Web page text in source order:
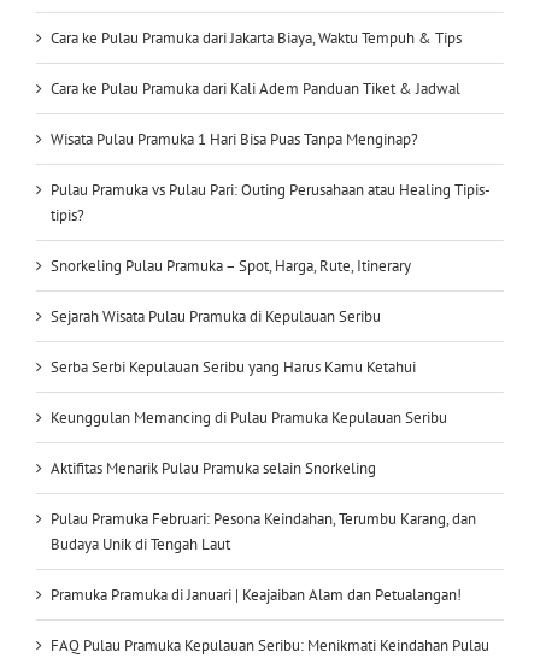
Cara ke Pulau Pramuka dari Jakarta Biaya, Waktu Tempuh & Tips
Cara ke Pulau Pramuka dari Kali Adem Panduan Tiket & Jadwal
Wisata Pulau Pramuka 1 Hari Bisa Puas Tanpa Menginap?
Pulau Pramuka vs Pulau Pari: Outing Perusahaan atau Healing Tipis-
tipis?
Snorkeling Pulau Pramuka – Spot, Harga, Rute, Itinerary
Sejarah Wisata Pulau Pramuka di Kepulauan Seribu
Serba Serbi Kepulauan Seribu yang Harus Kamu Ketahui
Keunggulan Memancing di Pulau Pramuka Kepulauan Seribu
Aktifitas Menarik Pulau Pramuka selain Snorkeling
Pulau Pramuka Februari: Pesona Keindahan, Terumbu Karang, dan
Budaya Unik di Tengah Laut
Pramuka Pramuka di Januari | Keajaiban Alam dan Petualangan!
FAQ Pulau Pramuka Kepulauan Seribu: Menikmati Keindahan Pulau